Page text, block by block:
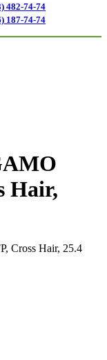
482-74-74
187-74-74
Hair,